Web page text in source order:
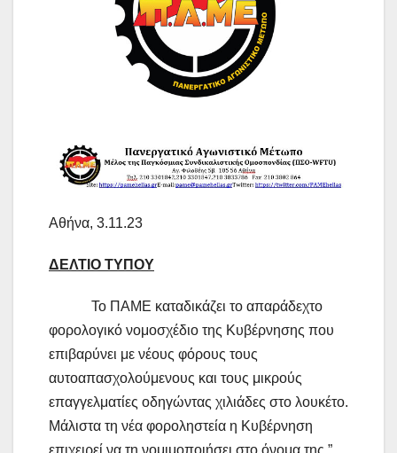
Αθήνα, 3.11.23
ΔΕΛΤΙΟ ΤΥΠΟΥ
Το ΠΑΜΕ καταδικάζει το απαράδεχτο
φορολογικό νομοσχέδιο της Κυβέρνησης που
επιβαρύνει με νέους φόρους τους
αυτοαπασχολούμενους και τους μικρούς
επαγγελματίες οδηγώντας χιλιάδες στο λουκέτο.
Μάλιστα τη νέα φοροληστεία η Κυβέρνηση